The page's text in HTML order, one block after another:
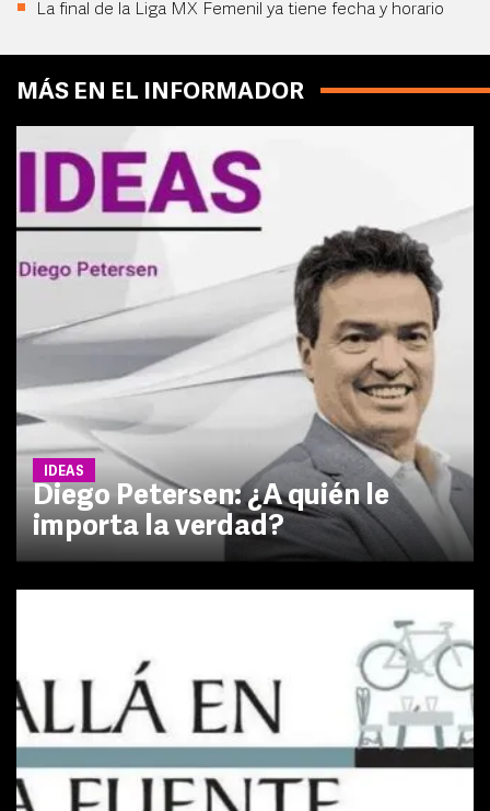
La final de la Liga MX Femenil ya tiene fecha y horario
MÁS EN EL INFORMADOR
IDEAS
Diego Petersen: ¿A quién le
importa la verdad?